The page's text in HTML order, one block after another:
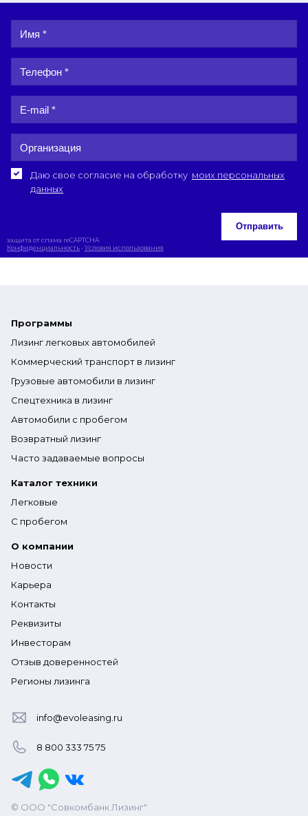
Даю свое согласие на обработку моих персональных
данных
Отправить
защита от спама reCAPTCHA
Конфиденциальность-Условия использования
Программы
Лизинг легковых автомобилей
Коммерческий транспорт в лизинг
Грузовые автомобили в лизинг
Спецтехника в лизинг
Автомобили с пробегом
Возвратный лизинг
Часто задаваемые вопросы
Каталог техники
Легковые
С пробегом
О компании
Новости
Карьера
Контакты
Реквизиты
Инвесторам
Отзыв доверенностей
Регионы лизинга
info@evoleasing.ru
8 800 333 75 75
© ООО "Совкомбанк Лизинг"